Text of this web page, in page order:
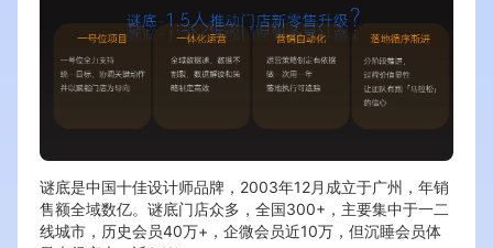
谜底是中国十佳设计师品牌，2003年12月成立于广州，年销
售额全域数亿。谜底门店众多，全国300+，主要集中于一二
线城市，历史会员40万+，企微会员近10万，但沉睡会员体